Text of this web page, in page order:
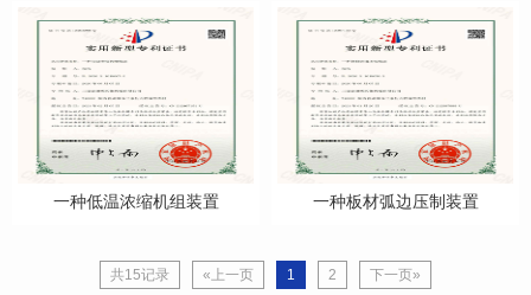
一种低温浓缩机组装置 一种板材弧边压制装置
共15记录 «上一页 1 2 下一页»